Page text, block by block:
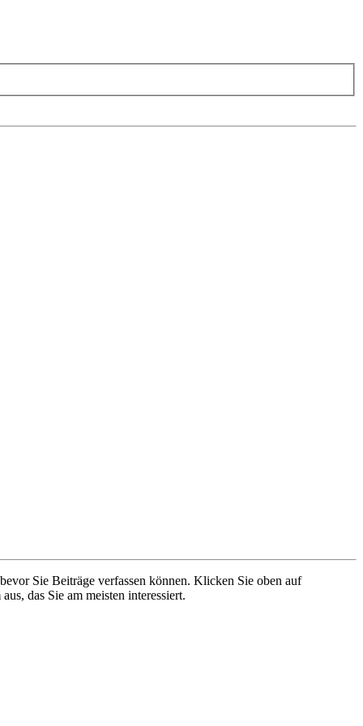
Sie Beiträge verfassen können. Klicken Sie oben auf
das Sie am meisten interessiert.